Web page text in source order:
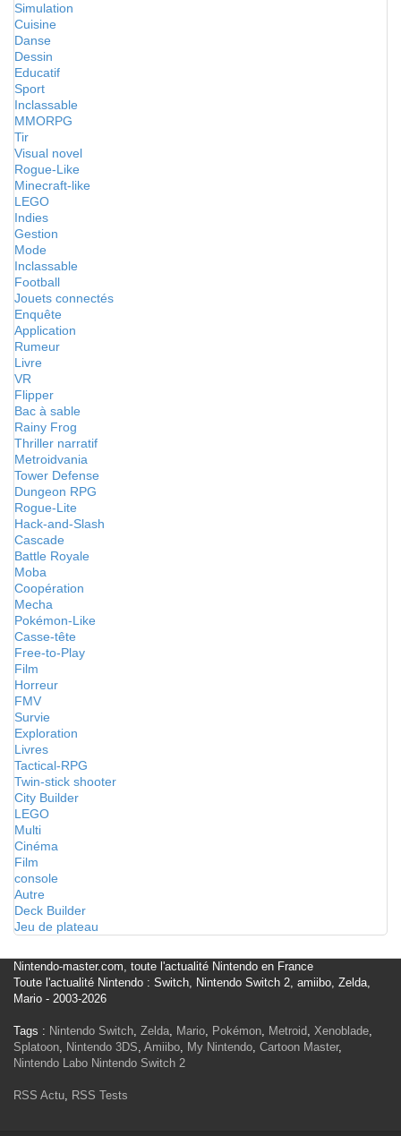
Simulation
Cuisine
Danse
Dessin
Educatif
Sport
Inclassable
MMORPG
Tir
Visual novel
Rogue-Like
Minecraft-like
LEGO
Indies
Gestion
Mode
Inclassable
Football
Jouets connectés
Enquête
Application
Rumeur
Livre
VR
Flipper
Bac à sable
Rainy Frog
Thriller narratif
Metroidvania
Tower Defense
Dungeon RPG
Rogue-Lite
Hack-and-Slash
Cascade
Battle Royale
Moba
Coopération
Mecha
Pokémon-Like
Casse-tête
Free-to-Play
Film
Horreur
FMV
Survie
Exploration
Livres
Tactical-RPG
Twin-stick shooter
City Builder
LEGO
Multi
Cinéma
Film
console
Autre
Deck Builder
Jeu de plateau
Nintendo-master.com, toute l'actualité Nintendo en France
Toute l'actualité Nintendo : Switch, Nintendo Switch 2, amiibo, Zelda,
Mario - 2003-2026
Tags : Nintendo Switch, Zelda, Mario, Pokémon, Metroid, Xenoblade,
Splatoon, Nintendo 3DS, Amiibo, My Nintendo, Cartoon Master,
Nintendo Labo Nintendo Switch 2
RSS Actu, RSS Tests